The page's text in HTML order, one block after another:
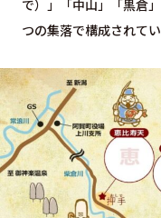
で）」「中山」「黒倉
つの集落で構成されてい